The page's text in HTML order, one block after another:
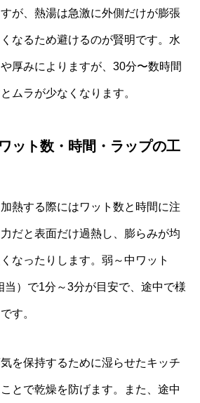
が、熱湯は急激に外側だけが膨張
なるため避けるのが賢明です。水
厚みによりますが、30分〜数時間
ムラが少なくなります。
ット数・時間・ラップの工
熱する際にはワット数と時間に注
だと表面だけ過熱し、膨らみが均
なったりします。弱～中ワット
当）で1分～3分が目安で、途中で様
す。
を保持するために湿らせたキッチ
とで乾燥を防げます。また、途中